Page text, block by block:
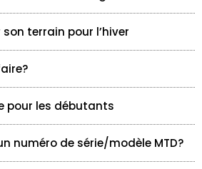
terrain pour l’hiver
pour les débutants
numéro de série/modèle MTD?